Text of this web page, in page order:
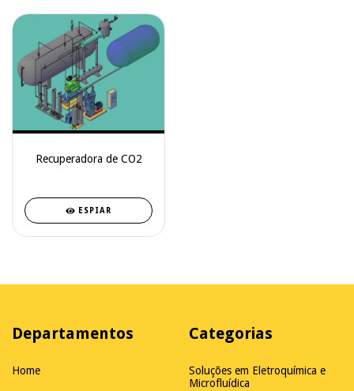
Recuperadora de CO2
ESPIAR
Departamentos
Home
Categorias
Soluções em Eletroquímica e
Microfluídica